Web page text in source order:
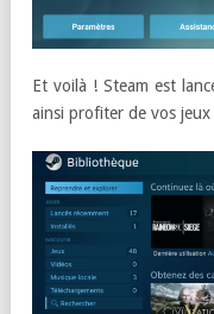
Et voilà ! Steam est
ainsi profiter de vos